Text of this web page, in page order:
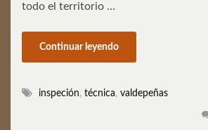
todo el territorio …
Continuar leyendo
inspeción, técnica, valdepeñas